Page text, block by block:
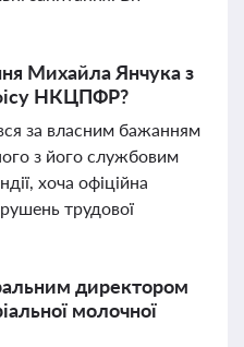
Михайла Янчука з
НКЦПФР?
за власним бажанням
з його службовим
хоча офіційна
трудової
директором
молочної